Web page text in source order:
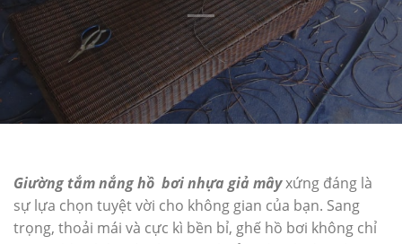
Giường tắm nắng hồ bơi nhựa giả mâyxứng đáng là
sự lựa chọn tuyệt vời cho không gian của bạn. Sang
trọng, thoải mái và cực kì bền bỉ, ghế hồ bơi không chỉ